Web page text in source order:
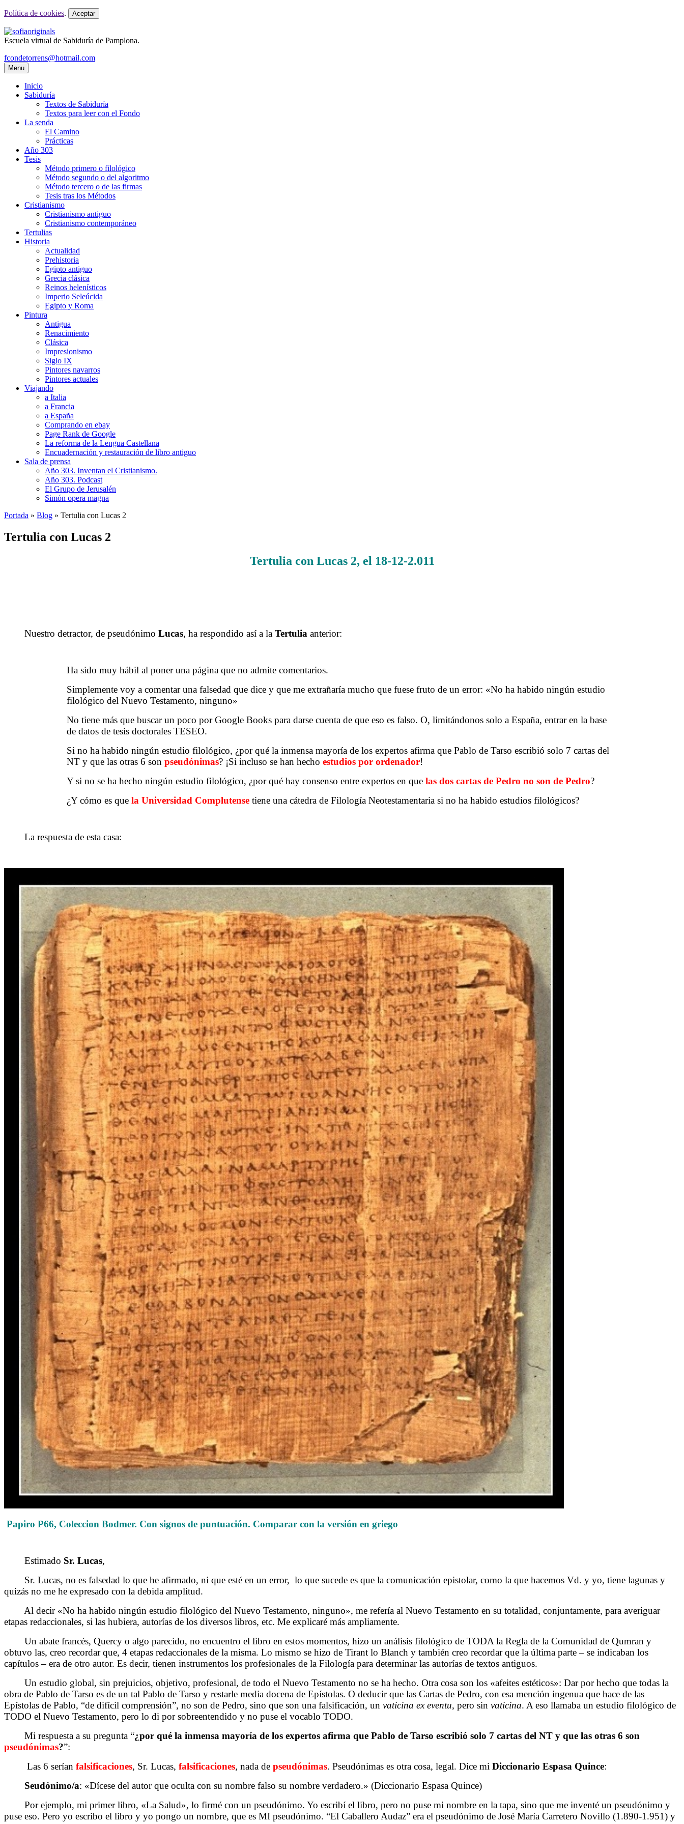
Política de cookies. Aceptar
Escuela virtual de Sabiduría de Pamplona.
fcondetorrens@hotmail.com
Menu
Inicio
Sabiduría
Textos de Sabiduría
Textos para leer con el Fondo
La senda
El Camino
Prácticas
Año 303
Tesis
Método primero o filológico
Método segundo o del algoritmo
Método tercero o de las firmas
Tesis tras los Métodos
Cristianismo
Cristianismo antiguo
Cristianismo contemporáneo
Tertulias
Historia
Actualidad
Prehistoria
Egipto antiguo
Grecia clásica
Reinos helenísticos
Imperio Seleúcida
Egipto y Roma
Pintura
Antigua
Renacimiento
Clásica
Impresionismo
Siglo IX
Pintores navarros
Pintores actuales
Viajando
a Italia
a Francia
a España
Comprando en ebay
Page Rank de Google
La reforma de la Lengua Castellana
Encuadernación y restauración de libro antiguo
Sala de prensa
Año 303. Inventan el Cristianismo.
Año 303. Podcast
El Grupo de Jerusalén
Simón opera magna
Portada » Blog » Tertulia con Lucas 2
Tertulia con Lucas 2
Tertulia con Lucas 2, el 18-12-2.011
Nuestro detractor, de pseudónimo Lucas, ha respondido así a la Tertulia anterior:
Ha sido muy hábil al poner una página que no admite comentarios.
Simplemente voy a comentar una falsedad que dice y que me extrañaría mucho que fuese fruto de un error: «No ha habido ningún estudio
filológico del Nuevo Testamento, ninguno»
No tiene más que buscar un poco por Google Books para darse cuenta de que eso es falso. O, limitándonos solo a España, entrar en la base
de datos de tesis doctorales TESEO.
Si no ha habido ningún estudio filológico, ¿por qué la inmensa mayoría de los expertos afirma que Pablo de Tarso escribió solo 7 cartas del
NT y que las otras 6 son pseudónimas? ¡Si incluso se han hecho estudios por ordenador!
Y si no se ha hecho ningún estudio filológico, ¿por qué hay consenso entre expertos en que las dos cartas de Pedro no son de Pedro?
¿Y cómo es que la Universidad Complutense tiene una cátedra de Filología Neotestamentaria si no ha habido estudios filológicos?
La respuesta de esta casa:
Papiro P66, Coleccion Bodmer. Con signos de puntuación. Comparar con la versión en griego
Estimado Sr. Lucas,
Sr. Lucas, no es falsedad lo que he afirmado, ni que esté en un error, lo que sucede es que la comunicación epistolar, como la que hacemos Vd. y yo, tiene lagunas y
quizás no me he expresado con la debida amplitud.
Al decir «No ha habido ningún estudio filológico del Nuevo Testamento, ninguno», me refería al Nuevo Testamento en su totalidad, conjuntamente, para averiguar
etapas redaccionales, si las hubiera, autorías de los diversos libros, etc. Me explicaré más ampliamente.
Un abate francés, Quercy o algo parecido, no encuentro el libro en estos momentos, hizo un análisis filológico de TODA la Regla de la Comunidad de Qumran y
obtuvo las, creo recordar que, 4 etapas redaccionales de la misma. Lo mismo se hizo de Tirant lo Blanch y también creo recordar que la última parte – se indicaban los
capítulos – era de otro autor. Es decir, tienen instrumentos los profesionales de la Filología para determinar las autorías de textos antiguos.
Un estudio global, sin prejuicios, objetivo, profesional, de todo el Nuevo Testamento no se ha hecho. Otra cosa son los «afeites estéticos»: Dar por hecho que todas la
obra de Pablo de Tarso es de un tal Pablo de Tarso y restarle media docena de Epístolas. O deducir que las Cartas de Pedro, con esa mención ingenua que hace de las
Epístolas de Pablo, “de difícil comprensión”, no son de Pedro, sino que son una falsificación, un vaticina ex eventu, pero sin vaticina. A eso llamaba un estudio filológico de
TODO el Nuevo Testamento, pero lo di por sobreentendido y no puse el vocablo TODO.
Mi respuesta a su pregunta “¿por qué la inmensa mayoría de los expertos afirma que Pablo de Tarso escribió solo 7 cartas del NT y que las otras 6 son
pseudónimas?”:
Las 6 serían falsificaciones, Sr. Lucas, falsificaciones, nada de pseudónimas. Pseudónimas es otra cosa, legal. Dice mi Diccionario Espasa Quince:
Seudónimo/a: «Dícese del autor que oculta con su nombre falso su nombre verdadero.» (Diccionario Espasa Quince)
Por ejemplo, mi primer libro, «La Salud», lo firmé con un pseudónimo. Yo escribí el libro, pero no puse mi nombre en la tapa, sino que me inventé un pseudónimo y
puse eso. Pero yo escribo el libro y yo pongo un nombre, que es MI pseudónimo. “El Caballero Audaz” era el pseudónimo de José María Carretero Novillo (1.890-1.951) y